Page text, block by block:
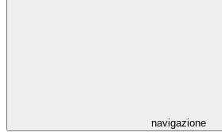
navigazione